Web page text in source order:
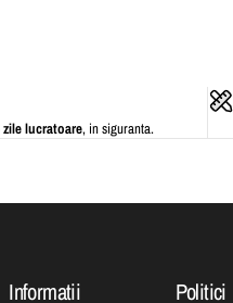
zile lucratoare, in siguranta.
Informatii Politici